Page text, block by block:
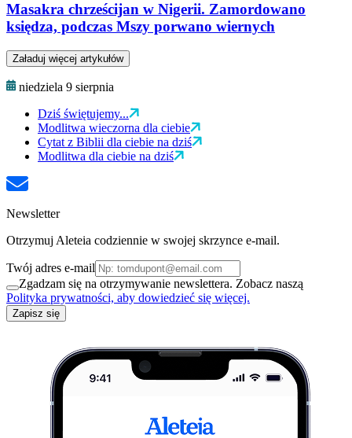
Masakra chrześcijan w Nigerii. Zamordowano
księdza, podczas Mszy porwano wiernych
Załaduj więcej artykułów
niedziela 9 sierpnia
Dziś świętujemy...
Modlitwa wieczorna dla ciebie
Cytat z Biblii dla ciebie na dziś
Modlitwa dla ciebie na dziś
Newsletter
Otrzymuj Aleteia codziennie w swojej skrzynce e-mail.
Twój adres e-mail
Zgadzam się na otrzymywanie newslettera. Zobacz naszą
Polityka prywatności, aby dowiedzieć się więcej.
Zapisz się